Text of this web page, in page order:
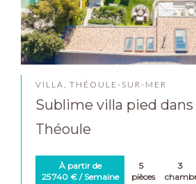
VILLA, THÉOULE-SUR-MER
Sublime villa pied dans
Théoule
À partir de
25 740 € / Semaine
5
pièces
3